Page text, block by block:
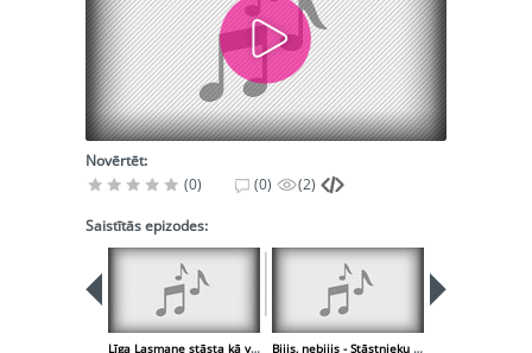
Novērtēt:
(0)
(0) (2)
Saistītās epizodes:
Līga Lasmane stāsta kā viņas mamma posās ballei Bijis, nebijis - Stāstnieku atgadījumi Nr. 11